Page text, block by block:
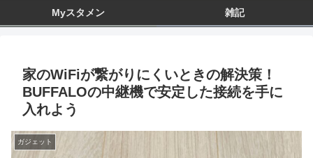
Myスタメン 雑記
家のWiFiが繋がりにくいときの解決策！
BUFFALOの中継機で安定した接続を手に
入れよう
ガジェット